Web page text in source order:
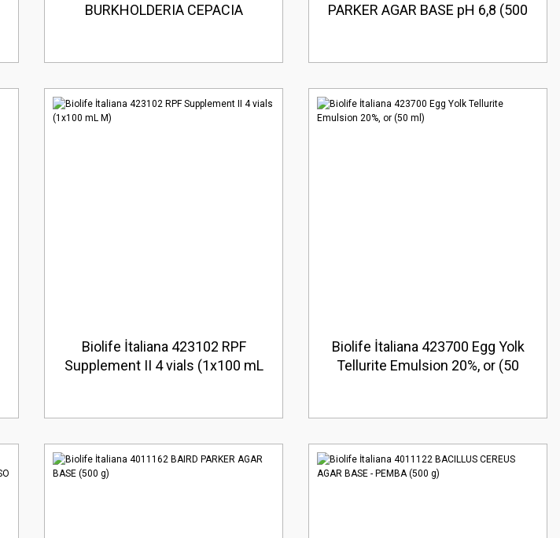
BURKHOLDERIA CEPACIA
PARKER AGAR BASE pH 6,8 (500
Biolife İtaliana 423102 RPF
Supplement II 4 vials (1x100 mL
Biolife İtaliana 423700 Egg Yolk
Tellurite Emulsion 20%, or (50